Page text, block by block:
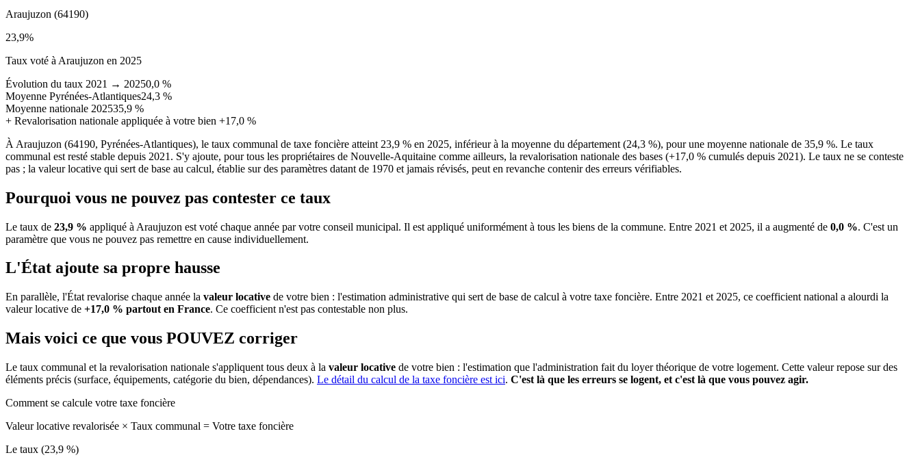
Araujuzon (64190)
23,9%
Taux voté à Araujuzon en 2025
Évolution du taux 2021 → 20250,0 %
Moyenne Pyrénées-Atlantiques24,3 %
Moyenne nationale 202535,9 %
+ Revalorisation nationale appliquée à votre bien +17,0 %
À Araujuzon (64190, Pyrénées-Atlantiques), le taux communal de taxe foncière atteint 23,9 % en 2025, inférieur à la moyenne du département (24,3 %), pour une moyenne nationale de 35,9 %. Le taux
communal est resté stable depuis 2021. S'y ajoute, pour tous les propriétaires de Nouvelle-Aquitaine comme ailleurs, la revalorisation nationale des bases (+17,0 % cumulés depuis 2021). Le taux ne se conteste
pas ; la valeur locative qui sert de base au calcul, établie sur des paramètres datant de 1970 et jamais révisés, peut en revanche contenir des erreurs vérifiables.
Pourquoi vous ne pouvez pas contester ce taux
Le taux de 23,9 % appliqué à Araujuzon est voté chaque année par votre conseil municipal. Il est appliqué uniformément à tous les biens de la commune. Entre 2021 et 2025, il a augmenté de 0,0 %. C'est un
paramètre que vous ne pouvez pas remettre en cause individuellement.
L'État ajoute sa propre hausse
En parallèle, l'État revalorise chaque année la valeur locative de votre bien : l'estimation administrative qui sert de base de calcul à votre taxe foncière. Entre 2021 et 2025, ce coefficient national a alourdi la
valeur locative de +17,0 % partout en France. Ce coefficient n'est pas contestable non plus.
Mais voici ce que vous POUVEZ corriger
Le taux communal et la revalorisation nationale s'appliquent tous deux à la valeur locative de votre bien : l'estimation que l'administration fait du loyer théorique de votre logement. Cette valeur repose sur des
éléments précis (surface, équipements, catégorie du bien, dépendances). Le détail du calcul de la taxe foncière est ici. C'est là que les erreurs se logent, et c'est là que vous pouvez agir.
Comment se calcule votre taxe foncière
Valeur locative revalorisée × Taux communal = Votre taxe foncière
Le taux (23,9 %)